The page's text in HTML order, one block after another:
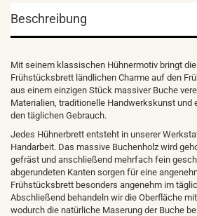
Beschreibung
Mit seinem klassischen Hühnermotiv bringt
Frühstücksbrett ländlichen Charme auf den
aus einem einzigen Stück massiver Buche
Materialien, traditionelle Handwerkskunst und
den täglichen Gebrauch.
Jedes Hühnerbrett entsteht in unserer
Handarbeit. Das massive Buchenholz wird
gefräst und anschließend mehrfach fein
abgerundeten Kanten sorgen für eine
Frühstücksbrett besonders angenehm im
Abschließend behandeln wir die Oberfläche
wodurch die natürliche Maserung der Buche